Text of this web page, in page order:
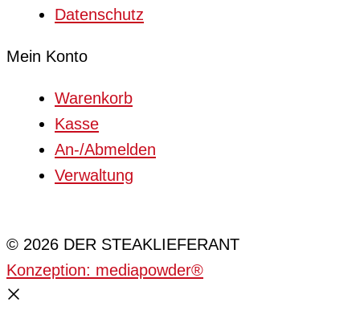
Datenschutz
Mein Konto
Warenkorb
Kasse
An-/Abmelden
Verwaltung
© 2026 DER STEAKLIEFERANT
Konzeption: mediapowder®